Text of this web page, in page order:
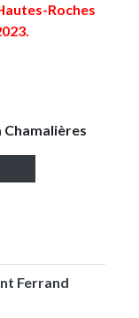
Roches
Chamalières
Ferrand